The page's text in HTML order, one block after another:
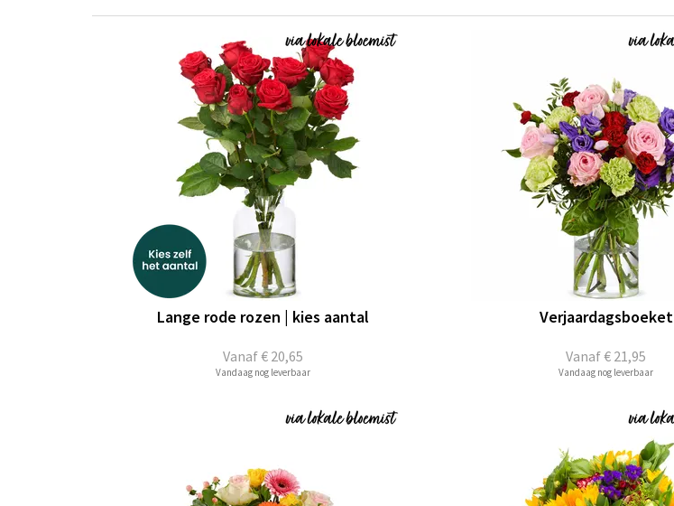
Vanaf€ 20,65
Lange rode rozen | kies aantal
Vandaag nog leverbaar
Vanaf€ 21,95
Verjaardagsboeket
Vandaag nog leverbaar